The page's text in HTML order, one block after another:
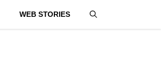
WEB STORIES